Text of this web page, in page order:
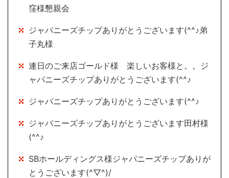
窪様懇親会
ジャパニーズチップありがとうございます(^^♪弟
子丸様
連日のご来店ゴールド様 楽しいお客様と。。ジ
ャパニーズチップありがとうございます(^^♪
ジャパニーズチップありがとうございます(^^♪
ジャパニーズチップありがとうございます田村様
(^^♪
SBホールディングス様ジャパニーズチップありが
とうございます(^▽^)/